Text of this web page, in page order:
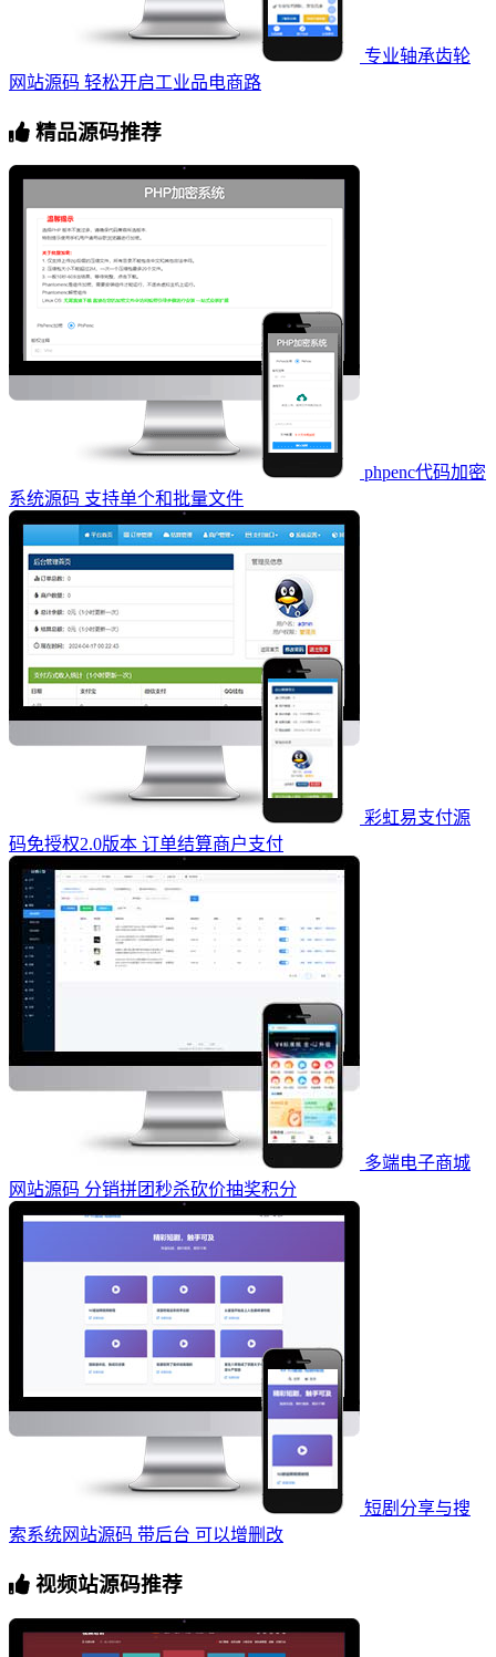
专业轴承齿轮
网站源码 轻松开启工业品电商路
精品源码推荐
phpenc代码加密
系统源码 支持单个和批量文件
彩虹易支付源
码免授权2.0版本 订单结算商户支付
多端电子商城
网站源码 分销拼团秒杀砍价抽奖积分
短剧分享与搜
索系统网站源码 带后台 可以增删改
视频站源码推荐